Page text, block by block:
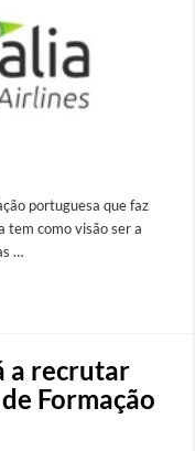
portuguesa que faz
tem como visão ser a
…
recrutar
Formação